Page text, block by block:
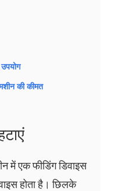
की कीमत
में एक फीडिंग डिवाइस
होता है। छिलके